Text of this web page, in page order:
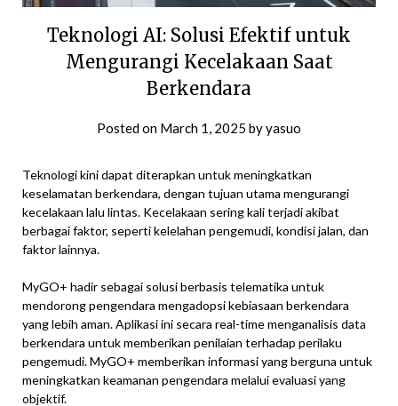
Teknologi AI: Solusi Efektif untuk
Mengurangi Kecelakaan Saat
Berkendara
Posted on March 1, 2025 byyasuo
Teknologi kini dapat diterapkan untuk meningkatkan
keselamatan berkendara, dengan tujuan utama mengurangi
kecelakaan lalu lintas. Kecelakaan sering kali terjadi akibat
berbagai faktor, seperti kelelahan pengemudi, kondisi jalan, dan
faktor lainnya.
MyGO+ hadir sebagai solusi berbasis telematika untuk
mendorong pengendara mengadopsi kebiasaan berkendara
yang lebih aman. Aplikasi ini secara real-time menganalisis data
berkendara untuk memberikan penilaian terhadap perilaku
pengemudi. MyGO+ memberikan informasi yang berguna untuk
meningkatkan keamanan pengendara melalui evaluasi yang
objektif.